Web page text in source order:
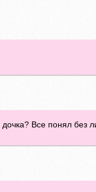
Все понял без